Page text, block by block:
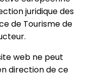
juridique des
de Tourisme de
web ne peut
direction de ce